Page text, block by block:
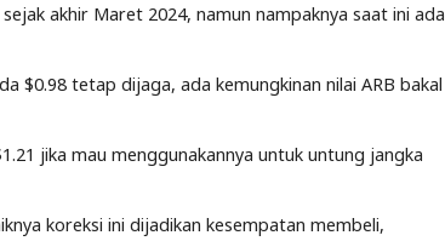
akhir Maret 2024, namun nampaknya saat ini ada
$0.98 tetap dijaga, ada kemungkinan nilai ARB bakal
jika mau menggunakannya untuk untung jangka
koreksi ini dijadikan kesempatan membeli,